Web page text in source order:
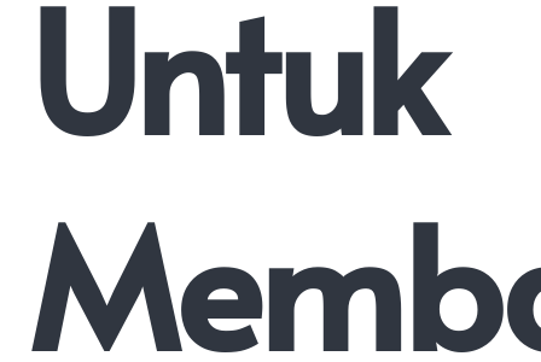
Untuk